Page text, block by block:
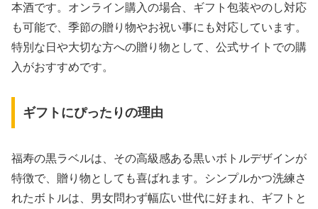
本酒です。オンライン購入の場合、ギフト包装やのし対応
も可能で、季節の贈り物やお祝い事にも対応しています。
特別な日や大切な方への贈り物として、公式サイトでの購
入がおすすめです。
ギフトにぴったりの理由
福寿の黒ラベルは、その高級感ある黒いボトルデザインが
特徴で、贈り物としても喜ばれます。シンプルかつ洗練さ
れたボトルは、男女問わず幅広い世代に好まれ、ギフトと